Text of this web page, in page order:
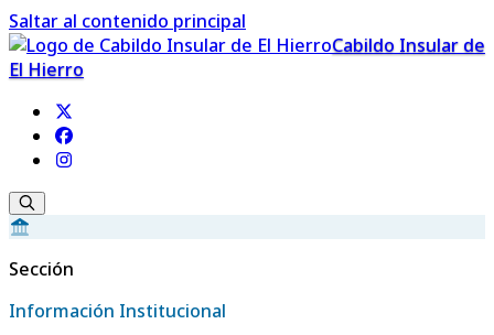
Saltar al contenido principal
Cabildo Insular de
El Hierro
Sección
Información Institucional